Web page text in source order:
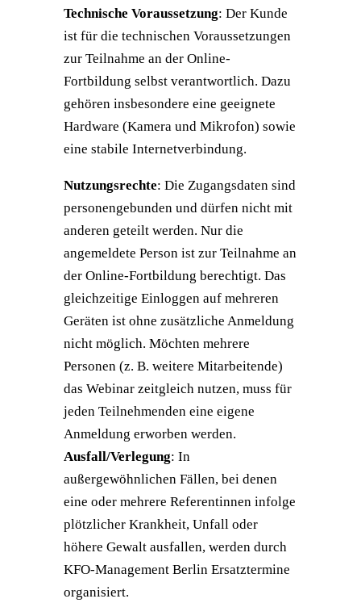
Technische Voraussetzung: Der Kunde
ist für die technischen Voraussetzungen
zur Teilnahme an der Online-
Fortbildung selbst verantwortlich. Dazu
gehören insbesondere eine geeignete
Hardware (Kamera und Mikrofon) sowie
eine stabile Internetverbindung.
Nutzungsrechte: Die Zugangsdaten sind
personengebunden und dürfen nicht mit
anderen geteilt werden. Nur die
angemeldete Person ist zur Teilnahme an
der Online-Fortbildung berechtigt. Das
gleichzeitige Einloggen auf mehreren
Geräten ist ohne zusätzliche Anmeldung
nicht möglich. Möchten mehrere
Personen (z. B. weitere Mitarbeitende)
das Webinar zeitgleich nutzen, muss für
jeden Teilnehmenden eine eigene
Anmeldung erworben werden.
Ausfall/Verlegung: In
außergewöhnlichen Fällen, bei denen
eine oder mehrere Referentinnen infolge
plötzlicher Krankheit, Unfall oder
höhere Gewalt ausfallen, werden durch
KFO-Management Berlin Ersatztermine
organisiert.